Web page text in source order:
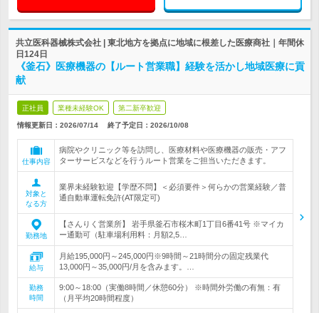
共立医科器械株式会社 | 東北地方を拠点に地域に根差した医療商社｜年間休
日124日
《釜石》医療機器の【ルート営業職】経験を活かし地域医療に貢
献
正社員 業種未経験OK 第二新卒歓迎
情報更新日：2026/07/14 終了予定日： 2026/10/08
仕事内容
病院やクリニック等を訪問し、医療材料や医療機器の販売・アフ
ターサービスなどを行うルート営業をご担当いただきます。
対象と
なる方
業界未経験歓迎【学歴不問】＜必須要件＞何らかの営業経験／普
通自動車運転免許(AT限定可)
勤務地
【さんりく営業所】 岩手県釜石市桜木町1丁目6番41号 ※マイカ
ー通勤可（駐車場利用料：月額2,5…
給与
月給195,000円～245,000円※9時間～21時間分の固定残業代
13,000円～35,000円/月を含みます。…
勤務
時間
9:00～18:00（実働8時間／休憩60分） ※時間外労働の有無：有
（月平均20時間程度）